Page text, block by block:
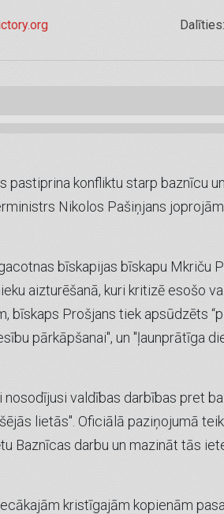
Dalīties:
pastiprina konfliktu starp baznīcu
Nikolos Pašiņjans
bīskapijas bīskapu Mkriču
aizturēšanā, kuri kritizē esošo
bīskaps Prošjans tiek apsūdzēts
pārkāpšanai'', un ''ļaunprātīga
valdības darbības pret
lietās''. Oficiālā paziņojumā
Baznīcas darbu un mazināt tās
kristīgajām kopienām